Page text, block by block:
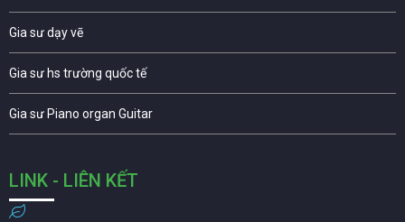
Gia sư dạy vẽ
Gia sư hs trường quốc tế
Gia sư Piano organ Guitar
LINK - LIÊN KẾT